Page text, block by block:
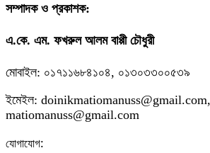
সম্পাদক ও প্রকাশক:
এ.কে. এম. ফখরুল আলম বাপ্পী চৌধুরী
মোবাইল: ০১৭১১৬৮৪১০৪, ০১৩০৩৩০০৫৩৯
ইমেইল: doinikmatiomanuss@gmail.com,
matiomanuss@gmail.com
যোগাযোগ: